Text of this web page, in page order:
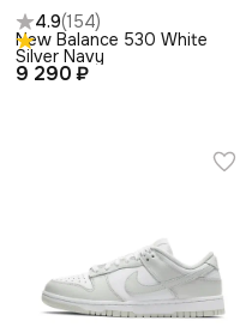
4.9(154)
9 290 ₽
New Balance 530 White
Silver Navy